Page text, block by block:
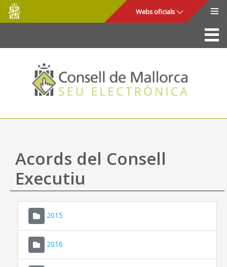
Salta al contingut principal
Consell
de
Mallorca
Webs oficials
La Seu
Consell de Mallorca
Accés i seguretat
Utilitats
Ajuda
Acords del Consell
Executiu
2015
2016